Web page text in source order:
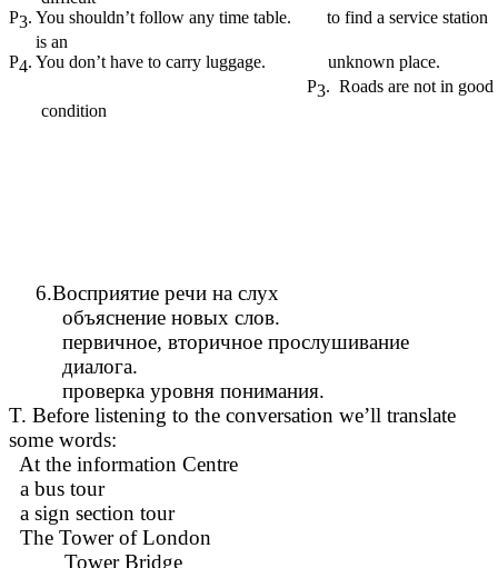
P3. You shouldn’t follow any time table. to find a service station
is an
P4. You don’t have to carry luggage. unknown place.
P3. Roads are not in good
condition
6.Восприятие речи на слух
объяснение новых слов.
первичное, вторичное прослушивание
диалога.
проверка уровня понимания.
T. Before listening to the conversation we’ll translate
some words:
At the information Centre
a bus tour
a sign section tour
The Tower of London
Tower Bridge